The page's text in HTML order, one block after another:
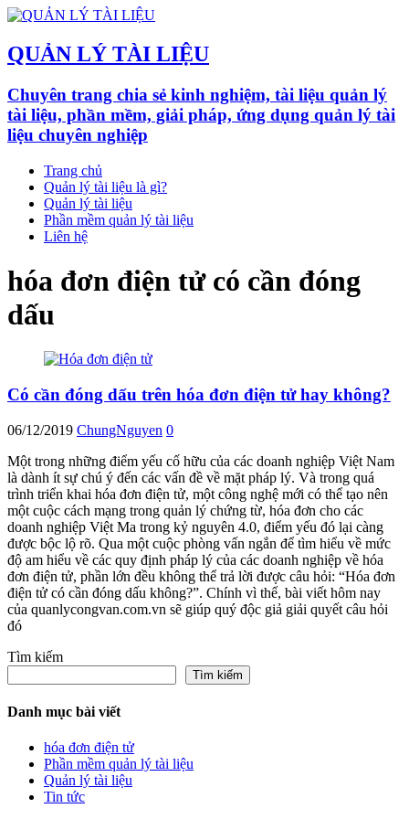
QUẢN LÝ TÀI LIỆU
Chuyên trang chia sẻ kinh nghiệm, tài liệu quản lý
tài liệu, phần mềm, giải pháp, ứng dụng quản lý tài
liệu chuyên nghiệp
Trang chủ
Quản lý tài liệu là gì?
Quản lý tài liệu
Phần mềm quản lý tài liệu
Liên hệ
hóa đơn điện tử có cần đóng
dấu
Có cần đóng dấu trên hóa đơn điện tử hay không?
06/12/2019 ChungNguyen 0
Một trong những điểm yếu cố hữu của các doanh nghiệp Việt Nam
là dành ít sự chú ý đến các vấn đề về mặt pháp lý. Và trong quá
trình triển khai hóa đơn điện tử, một công nghệ mới có thể tạo nên
một cuộc cách mạng trong quản lý chứng từ, hóa đơn cho các
doanh nghiệp Việt Ma trong kỷ nguyên 4.0, điểm yếu đó lại càng
được bộc lộ rõ. Qua một cuộc phòng vấn ngắn để tìm hiểu về mức
độ am hiểu về các quy định pháp lý của các doanh nghiệp về hóa
đơn điện tử, phần lớn đều không thể trả lời được câu hỏi: “Hóa đơn
điện tử có cần đóng dấu không?”. Chính vì thế, bài viết hôm nay
của quanlycongvan.com.vn sẽ giúp quý độc giả giải quyết câu hỏi
đó
Tìm kiếm
Tìm kiếm
Danh mục bài viết
hóa đơn điện tử
Phần mềm quản lý tài liệu
Quản lý tài liệu
Tin tức